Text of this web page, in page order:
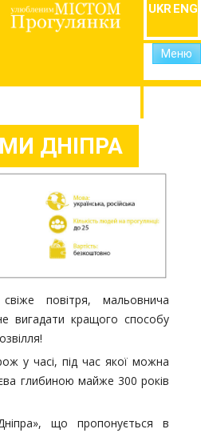
UKRENG
Меню
ДНІПРА
повітря, мальовнича
вигадати кращого способу
у часі, під час якої можна
глибиною майже 300 років
що пропонується в